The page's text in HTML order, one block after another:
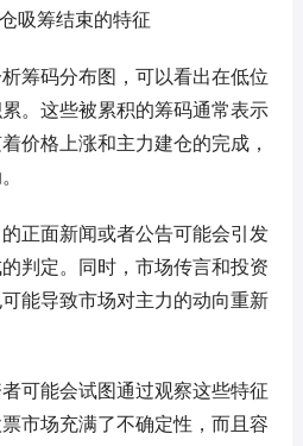
筹码分布图，可以看出在低位
。这些被累积的筹码通常表示
价格上涨和主力建仓的完成，
正面新闻或者公告可能会引发
判定。同时，市场传言和投资
能导致市场对主力的动向重新
可能会试图通过观察这些特征
市场充满了不确定性，而且容